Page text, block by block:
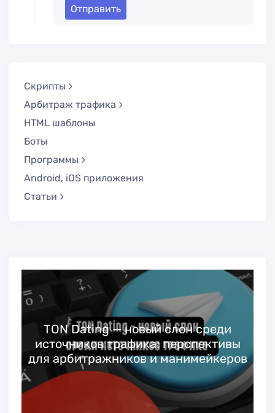
Отправить
Скрипты
Арбитраж трафика
HTML шаблоны
Боты
Программы
Android, iOS приложения
Статьи
TON Dating — новый слон среди
источников трафика: перспективы
для арбитражников и манимейкеров